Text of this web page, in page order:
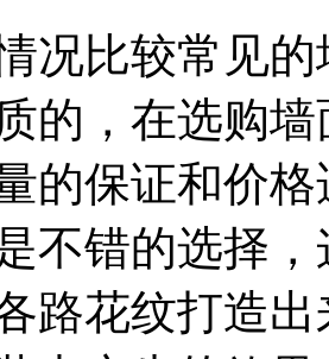
比较常见的
的，在选购
的保证和价
不错的选择
路花纹打造